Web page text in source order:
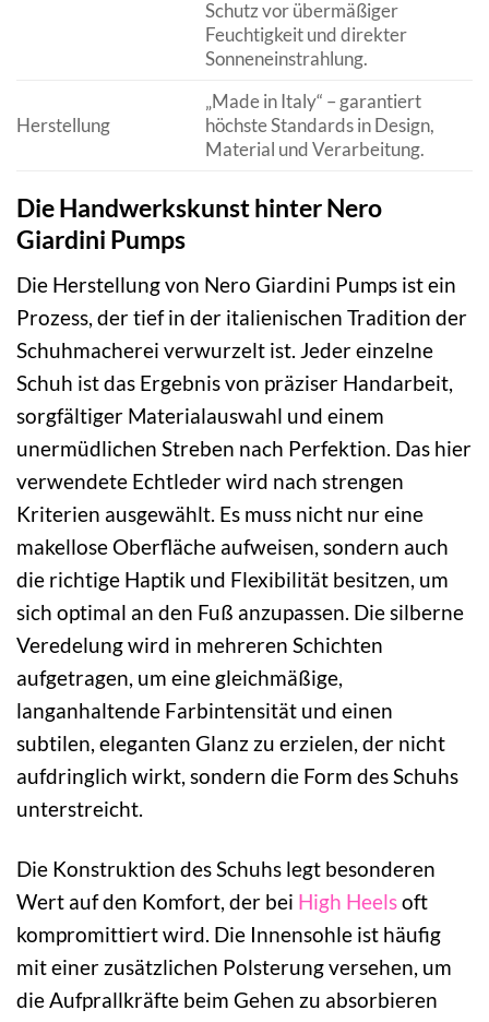
Schutz vor übermäßiger
Feuchtigkeit und direkter
Sonneneinstrahlung.
Herstellung
„Made in Italy“ – garantiert
höchste Standards in Design,
Material und Verarbeitung.
Die Handwerkskunst hinter Nero
Giardini Pumps
Die Herstellung von Nero Giardini Pumps ist ein
Prozess, der tief in der italienischen Tradition der
Schuhmacherei verwurzelt ist. Jeder einzelne
Schuh ist das Ergebnis von präziser Handarbeit,
sorgfältiger Materialauswahl und einem
unermüdlichen Streben nach Perfektion. Das hier
verwendete Echtleder wird nach strengen
Kriterien ausgewählt. Es muss nicht nur eine
makellose Oberfläche aufweisen, sondern auch
die richtige Haptik und Flexibilität besitzen, um
sich optimal an den Fuß anzupassen. Die silberne
Veredelung wird in mehreren Schichten
aufgetragen, um eine gleichmäßige,
langanhaltende Farbintensität und einen
subtilen, eleganten Glanz zu erzielen, der nicht
aufdringlich wirkt, sondern die Form des Schuhs
unterstreicht.
Die Konstruktion des Schuhs legt besonderen
Wert auf den Komfort, der bei High Heelsoft
kompromittiert wird. Die Innensohle ist häufig
mit einer zusätzlichen Polsterung versehen, um
die Aufprallkräfte beim Gehen zu absorbieren